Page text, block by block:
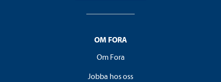
OM FORA
Om Fora
Jobba hos oss